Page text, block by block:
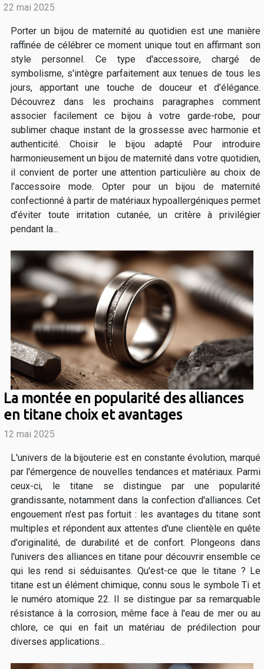
22 mai 2025
Porter un bijou de maternité au quotidien est une manière
raffinée de célébrer ce moment unique tout en affirmant son
style personnel. Ce type d'accessoire, chargé de
symbolisme, s'intègre parfaitement aux tenues de tous les
jours, apportant une touche de douceur et d’élégance.
Découvrez dans les prochains paragraphes comment
associer facilement ce bijou à votre garde-robe, pour
sublimer chaque instant de la grossesse avec harmonie et
authenticité. Choisir le bijou adapté Pour introduire
harmonieusement un bijou de maternité dans votre quotidien,
il convient de porter une attention particulière au choix de
l’accessoire mode. Opter pour un bijou de maternité
confectionné à partir de matériaux hypoallergéniques permet
d’éviter toute irritation cutanée, un critère à privilégier
pendant la...
La montée en popularité des alliances
en titane choix et avantages
12 mai 2025
L'univers de la bijouterie est en constante évolution, marqué
par l'émergence de nouvelles tendances et matériaux. Parmi
ceux-ci, le titane se distingue par une popularité
grandissante, notamment dans la confection d'alliances. Cet
engouement n'est pas fortuit : les avantages du titane sont
multiples et répondent aux attentes d'une clientèle en quête
d'originalité, de durabilité et de confort. Plongeons dans
l'univers des alliances en titane pour découvrir ensemble ce
qui les rend si séduisantes. Qu'est-ce que le titane ? Le
titane est un élément chimique, connu sous le symbole Ti et
le numéro atomique 22. Il se distingue par sa remarquable
résistance à la corrosion, même face à l'eau de mer ou au
chlore, ce qui en fait un matériau de prédilection pour
diverses applications...